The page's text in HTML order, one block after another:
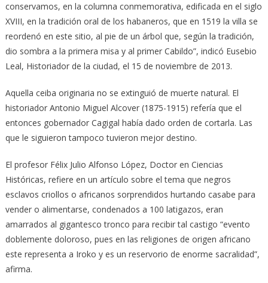
conservamos, en la columna conmemorativa, edificada en el siglo
XVIII, en la tradición oral de los habaneros, que en 1519 la villa se
reordenó en este sitio, al pie de un árbol que, según la tradición,
dio sombra a la primera misa y al primer Cabildo”, indicó Eusebio
Leal, Historiador de la ciudad, el 15 de noviembre de 2013.
Aquella ceiba originaria no se extinguió de muerte natural. El
historiador Antonio Miguel Alcover (1875-1915) refería que el
entonces gobernador Cagigal había dado orden de cortarla. Las
que le siguieron tampoco tuvieron mejor destino.
El profesor Félix Julio Alfonso López, Doctor en Ciencias
Históricas, refiere en un artículo sobre el tema que negros
esclavos criollos o africanos sorprendidos hurtando casabe para
vender o alimentarse, condenados a 100 latigazos, eran
amarrados al gigantesco tronco para recibir tal castigo “evento
doblemente doloroso, pues en las religiones de origen africano
este representa a Iroko y es un reservorio de enorme sacralidad”,
afirma.